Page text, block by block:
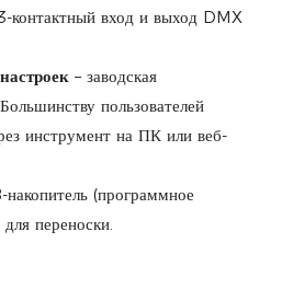
вход и выход DMX
– заводская
пользователей
инструмент на ПК или веб-
(программное
переноски.